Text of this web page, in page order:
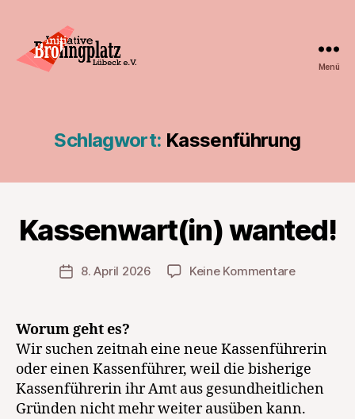
Menü
Schlagwort: Kassenführung
Kassenwart(in) wanted!
Veröffentlichungsdatum
8. April 2026 Keine Kommentarezu
Worum geht es?
Wir suchen zeitnah eine neue Kassenführerin
oder einen Kassenführer, weil die bisherige
Kassenführerin ihr Amt aus gesundheitlichen
Gründen nicht mehr weiter ausüben kann.